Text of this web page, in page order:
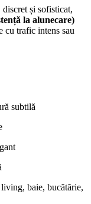
discret și sofisticat,
la alunecare)
cu trafic intens sau
subtilă
baie, bucătărie,